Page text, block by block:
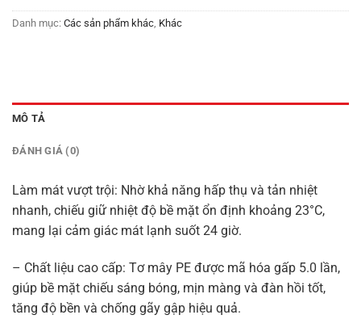
Danh mục: Các sản phẩm khác, Khác
MÔ TẢ
ĐÁNH GIÁ (0)
Làm mát vượt trội: Nhờ khả năng hấp thụ và tản nhiệt
nhanh, chiếu giữ nhiệt độ bề mặt ổn định khoảng 23°C,
mang lại cảm giác mát lạnh suốt 24 giờ.
– Chất liệu cao cấp: Tơ mây PE được mã hóa gấp 5.0 lần,
giúp bề mặt chiếu sáng bóng, mịn màng và đàn hồi tốt,
tăng độ bền và chống gãy gập hiệu quả.